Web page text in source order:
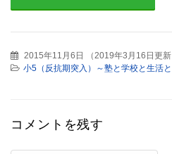
2015年11月6日 （2019年3月16日更新
小5（反抗期突入）～塾と学校と生活と
コメントを残す